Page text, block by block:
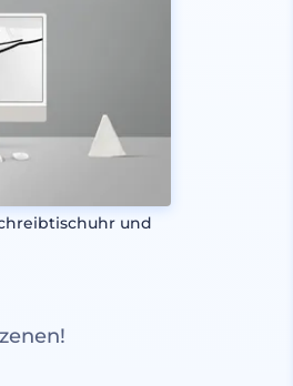
und